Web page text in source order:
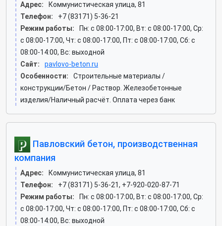
Адрес:
Коммунистическая улица, 81
Телефон:
+7 (83171) 5-36-21
Режим работы:
Пн: c 08:00-17:00, Вт: c 08:00-17:00, Ср:
c 08:00-17:00, Чт: c 08:00-17:00, Пт: c 08:00-17:00, Сб: c
08:00-14:00, Вс: выходной
Сайт:
pavlovo-beton.ru
Особенности:
Строительные материалы /
конструкции/Бетон / Раствор. Железобетонные
изделия/Наличный расчёт. Оплата через банк
Павловский бетон, производственная
компания
Адрес:
Коммунистическая улица, 81
Телефон:
+7 (83171) 5-36-21, +7-920-020-87-71
Режим работы:
Пн: c 08:00-17:00, Вт: c 08:00-17:00, Ср:
c 08:00-17:00, Чт: c 08:00-17:00, Пт: c 08:00-17:00, Сб: c
08:00-14:00, Вс: выходной